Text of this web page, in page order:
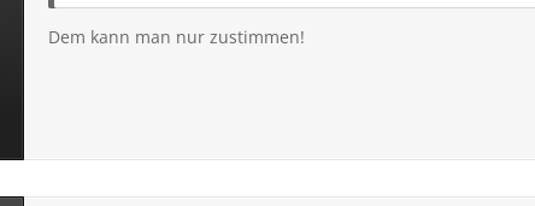
Dem kann man nur zustimmen!